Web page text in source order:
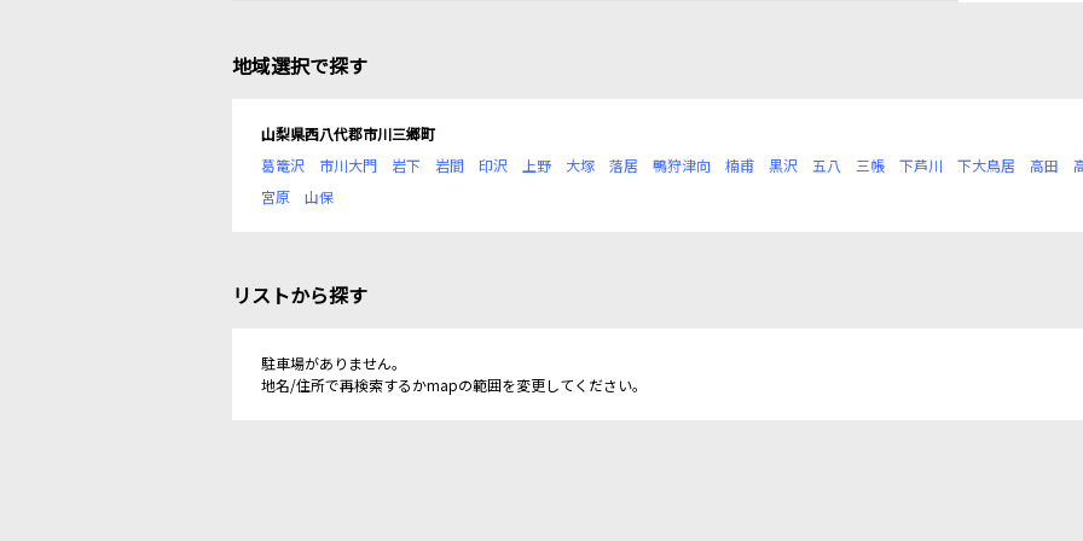
地域選択で探す
山梨県西八代郡市川三郷町
葛篭沢
市川大門 岩下 岩間 印沢 上野 大塚 落居 鴨狩津向 楠甫 黒沢 五八 三帳 下芦川 下大鳥居 高田
宮原
山保
リストから探す
駐車場がありません。
地名/住所で再検索するかmapの範囲を変更してください。